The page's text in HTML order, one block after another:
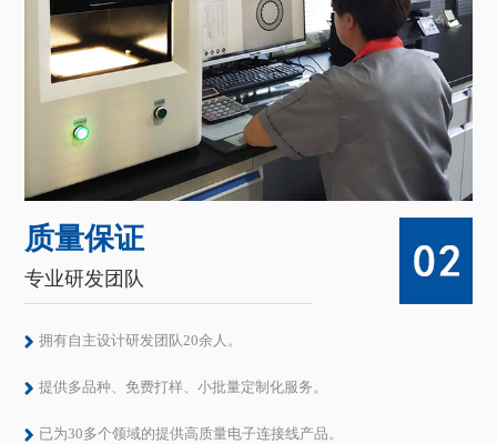
质量保证
专业研发团队
拥有自主设计研发团队20余人。
提供多品种、免费打样、小批量定制化服务。
已为30多个领域的提供高质量电子连接线产品。